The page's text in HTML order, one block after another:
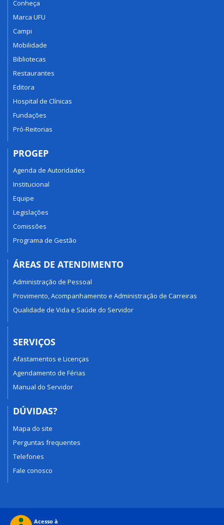
Conheça
Marca UFU
Campi
Mobilidade
Bibliotecas
Restaurantes
Editora
Hospital de Clínicas
Fundações
Pró-Reitorias
PROGEP
Agenda de Autoridades
Institucional
Equipe
Legislações
Comissões
Programa de Gestão
ÁREAS DE ATENDIMENTO
Administração de Pessoal
Provimento, Acompanhamento e Administração de Carreiras
Qualidade de Vida e Saúde do Servidor
SERVIÇOS
Afastamentos e Licenças
Agendamento de Férias
Manual do Servidor
DÚVIDAS?
Mapa do site
Perguntas frequentes
Telefones
Fale conosco